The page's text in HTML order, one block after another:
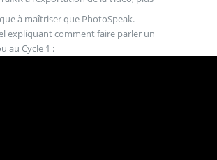
à maîtriser que PhotoSpeak.
expliquant comment faire parler un
au Cycle 1 :